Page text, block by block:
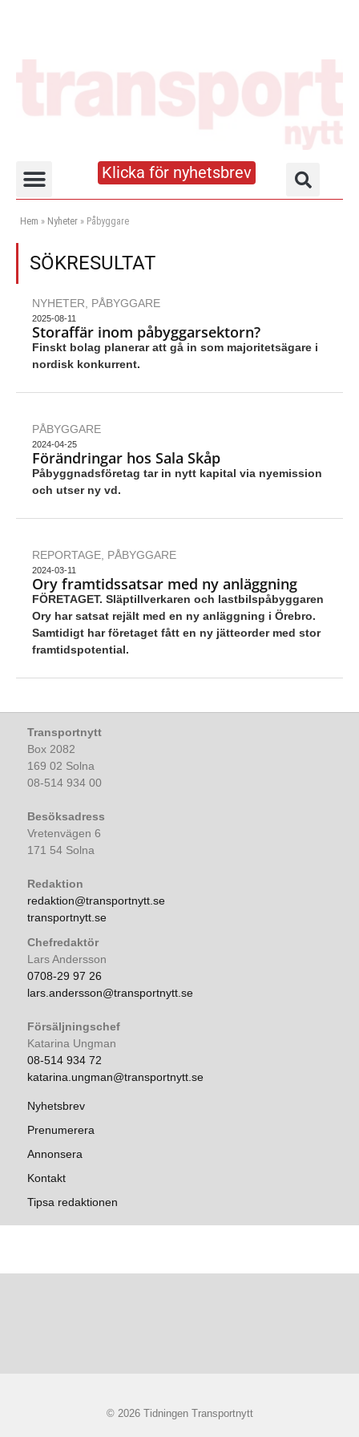
Klicka för nyhetsbrev
Hem » Nyheter » Påbyggare
SÖKRESULTAT
NYHETER, PÅBYGGARE
2025-08-11
Storaffär inom påbyggarsektorn?
Finskt bolag planerar att gå in som majoritetsägare i
nordisk konkurrent.
PÅBYGGARE
2024-04-25
Förändringar hos Sala Skåp
Påbyggnadsföretag tar in nytt kapital via nyemission
och utser ny vd.
REPORTAGE, PÅBYGGARE
2024-03-11
Ory framtidssatsar med ny anläggning
FÖRETAGET. Släptillverkaren och lastbilspåbyggaren
Ory har satsat rejält med en ny anläggning i Örebro.
Samtidigt har företaget fått en ny jätteorder med stor
framtidspotential.
Transportnytt
Box 2082
169 02 Solna
08-514 934 00
Besöksadress
Vretenvägen 6
171 54 Solna
Redaktion
redaktion@transportnytt.se
transportnytt.se
Chefredaktör
Lars Andersson
0708-29 97 26
lars.andersson@transportnytt.se
Försäljningschef
Katarina Ungman
08-514 934 72
katarina.ungman@transportnytt.se
Nyhetsbrev
Prenumerera
Annonsera
Kontakt
Tipsa redaktionen
© 2026 Tidningen Transportnytt